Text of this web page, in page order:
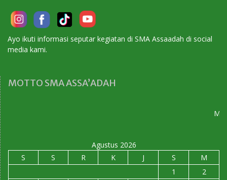
Ayo ikuti informasi seputar kegiatan di SMA Assaadah di social
media kami.
MOTTO SMA ASSA’ADAH
Agustus 2026
S
S R K J S
M
1
2